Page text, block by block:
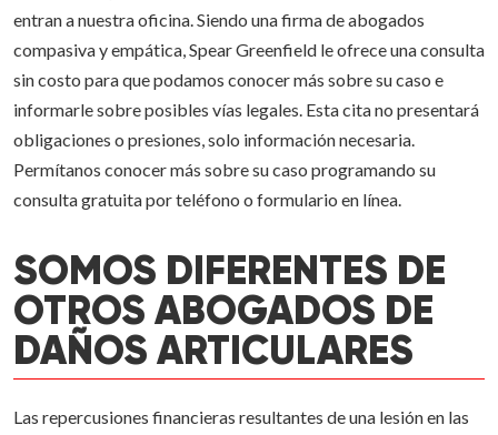
entran a nuestra oficina. Siendo una firma de abogados
compasiva y empática, Spear Greenfield le ofrece una consulta
sin costo para que podamos conocer más sobre su caso e
informarle sobre posibles vías legales. Esta cita no presentará
obligaciones o presiones, solo información necesaria.
Permítanos conocer más sobre su caso programando su
consulta gratuita por teléfono o formulario en línea.
SOMOS DIFERENTES DE
OTROS ABOGADOS DE
DAÑOS ARTICULARES
Las repercusiones financieras resultantes de una lesión en las